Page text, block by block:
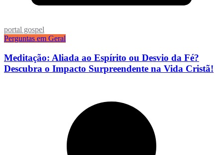
portal gospel
Perguntas em Geral
Meditação: Aliada ao Espírito ou Desvio da Fé?
Descubra o Impacto Surpreendente na Vida Cristã!